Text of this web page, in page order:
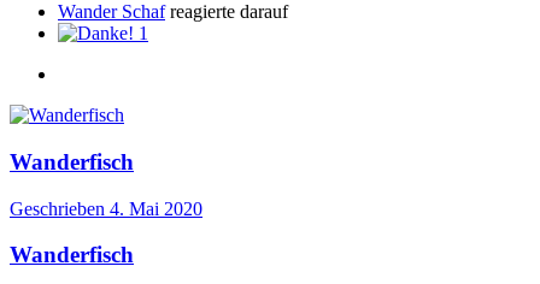
Wander Schafreagierte darauf
1
Wanderfisch
Geschrieben 4. Mai 2020
Wanderfisch